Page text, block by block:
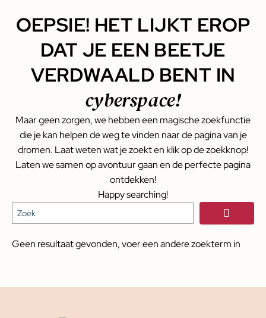
OEPSIE! HET LIJKT EROP
DAT JE EEN BEETJE
VERDWAALD BENT IN
cyberspace!
Maar geen zorgen, we hebben een magische zoekfunctie
die je kan helpen de weg te vinden naar de pagina van je
dromen. Laat weten wat je zoekt en klik op de zoekknop!
Laten we samen op avontuur gaan en de perfecte pagina
ontdekken!
Happy searching!
Geen resultaat gevonden, voer een andere zoekterm in